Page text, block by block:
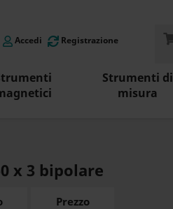
Accedi Registrazione
Strumenti di
misura
x 3 bipolare
Prezzo